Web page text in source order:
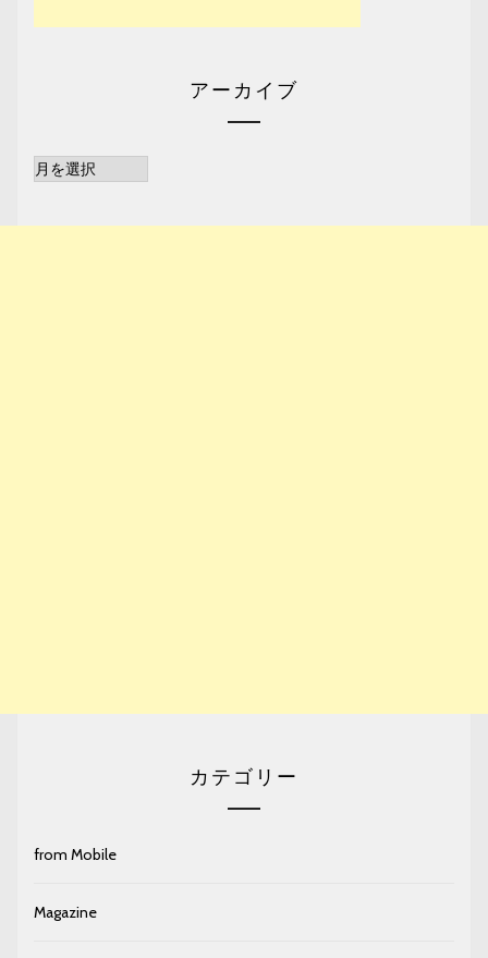
アーカイブ
ア
カテゴリー
from Mobile
Magazine